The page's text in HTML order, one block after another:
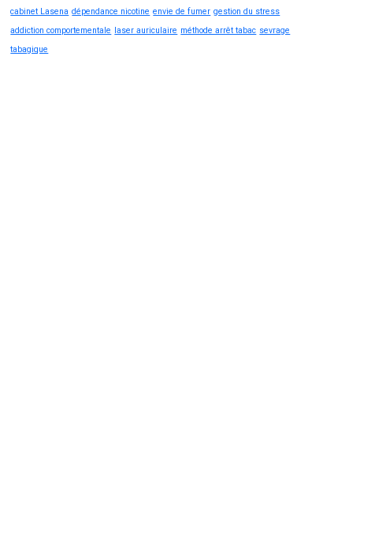
cabinet Lasena dépendance nicotine envie de fumer gestion du stress
addiction comportementale laser auriculaire méthode arrêt tabac sevrage
tabagique